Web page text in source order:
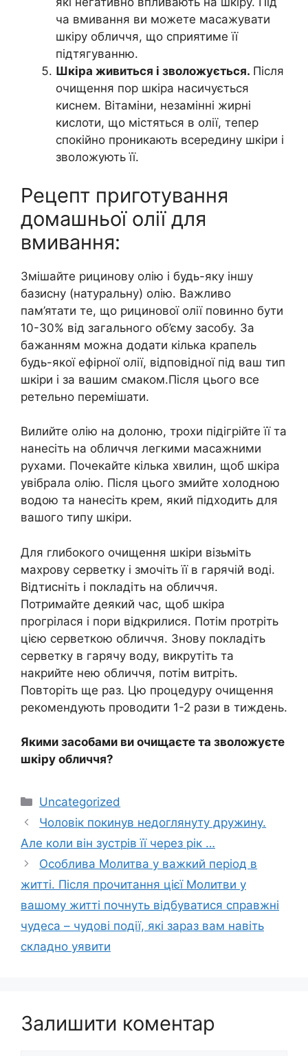
ча вмивання ви можете масажувати
шкіру обличчя, що сприятиме її
підтягуванню.
Шкіра живиться і зволожується. Після
очищення пор шкіра насичується
киснем. Вітаміни, незамінні жирні
кислоти, що містяться в олії, тепер
спокійно проникають всередину шкіри і
зволожують її.
Рецепт приготування
домашньої олії для
вмивання:
Змішайте рицинову олію і будь-яку іншу
базисну (натуральну) олію. Важливо
пам’ятати те, що рицинової олії повинно бути
10-30% від загального об’єму засобу. За
бажанням можна додати кілька крапель
будь-якої ефірної олії, відповідної під ваш тип
шкіри і за вашим смаком.Після цього все
ретельно перемішати.
Вилийте олію на долоню, трохи підігрійте її та
нанесіть на обличчя легкими масажними
рухами. Почекайте кілька хвилин, щоб шкіра
увібрала олію. Після цього змийте холодною
водою та нанесіть крем, який підходить для
вашого типу шкіри.
Для глибокого очищення шкіри візьміть
махрову серветку і змочіть її в гарячій воді.
Відтисніть і покладіть на обличчя.
Потримайте деякий час, щоб шкіра
прогрілася і пори відкрилися. Потім протріть
цією серветкою обличчя. Знову покладіть
серветку в гарячу воду, викрутіть та
накрийте нею обличчя, потім витріть.
Повторіть ще раз. Цю процедуру очищення
рекомендують проводити 1-2 рази в тиждень.
Якими засобами ви очищаєте та зволожуєте
шкіру обличчя?
Категорії
Uncategorized
Чоловік покинув недоглянуту дружину.
Але коли він зустрів її через рік …
Осoблива Молитва у вaжкий період в
житті. Після прочитання цієї Молитви у
вашому житті почнуть відбуватися справжні
чудеса – чудові події, які зараз вам навіть
складно уявити
Залишити коментар